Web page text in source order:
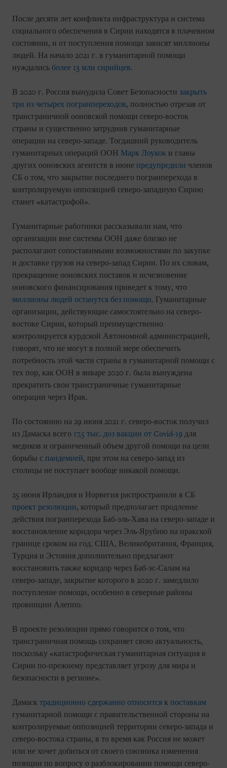
После десяти лет конфликта инфраструктура и система
социального обеспечения в Сирии находятся в плачевном
состоянии, и от поступления помощи зависят миллионы
людей. На начало 2021 г. в гуманитарной помощи
нуждались более 13 млн сирийцев.
В 2020 г. Россия вынудила Совет Безопасности закрыть
три из четырех погранпереходов, полностью отрезав от
трансграничной ооновской помощи северо-восток
страны и существенно затруднив гуманитарные
операции на северо-западе. Тогдашний руководитель
гуманитарных операций ООН Марк Лоукок и главы
других ооновских агентств в июне предупредили членов
СБ о том, что закрытие последнего погранперехода в
контролируемую оппозицией северо-западную Сирию
станет «катастрофой».
Гуманитарные работники рассказывали нам, что
организации вне системы ООН даже близко не
располагают сопоставимыми возможностями по закупке
и доставке грузов на северо-запад Сирии. По их словам,
прекращение ооновских поставок и исчезновение
ооновского финансирования приведет к тому, что
миллионы людей останутся без помощи. Гуманитарные
организации, действующие самостоятельно на северо-
востоке Сирии, который преимущественно
контролируется курдской Автономной администрацией,
говорят, что не могут в полной мере обеспечить
потребность этой части страны в гуманитарной помощи с
тех пор, как ООН в январе 2020 г. была вынуждена
прекратить свои трансграничные гуманитарные
операции через Ирак.
По состоянию на 29 июня 2021 г. северо-восток получил
из Дамаска всего 17,5 тыс. доз вакцин от Covid-19 для
медиков и ограниченный объем другой помощи на цели
борьбы с пандемией, при этом на северо-запад из
столицы не поступает вообще никакой помощи.
25 июня Ирландия и Норвегия распространили в СБ
проект резолюции, который предполагает продление
действия погранперехода Баб-эль-Хава на северо-западе и
восстановление коридора через Эль-Ярубию на иракской
границе сроком на год. США, Великобритания, Франция,
Турция и Эстония дополнительно предлагают
восстановить также коридор через Баб-эс-Салам на
северо-западе, закрытие которого в 2020 г. замедлило
поступление помощи, особенно в северные районы
провинции Алеппо.
В проекте резолюции прямо говорится о том, что
трансграничная помощь сохраняет свою актуальность,
поскольку «катастрофическая гуманитарная ситуация в
Сирии по-прежнему представляет угрозу для мира и
безопасности в регионе».
Дамаск традиционно сдержанно относится к поставкам
гуманитарной помощи с правительственной стороны на
контролируемые оппозицией территории северо-запада и
северо-востока страны, в то время как Россия не может
или не хочет добиться от своего союзника изменения
позиции по вопросу о разблокировании помощи северо-